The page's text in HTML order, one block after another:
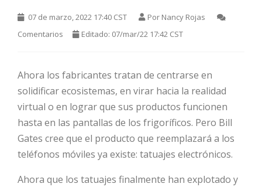
HOT
HOT
07 de marzo, 2022 17:40 CST Por Nancy Rojas
Comentarios
Editado: 07/mar/22 17:42 CST
Ahora los fabricantes tratan de centrarse en
solidificar ecosistemas, en virar hacia la realidad
virtual o en lograr que sus productos funcionen
hasta en las pantallas de los frigoríficos. Pero Bill
Gates cree que el producto que reemplazará a los
teléfonos móviles ya existe: tatuajes electrónicos.
Ahora que los tatuajes finalmente han explotado y